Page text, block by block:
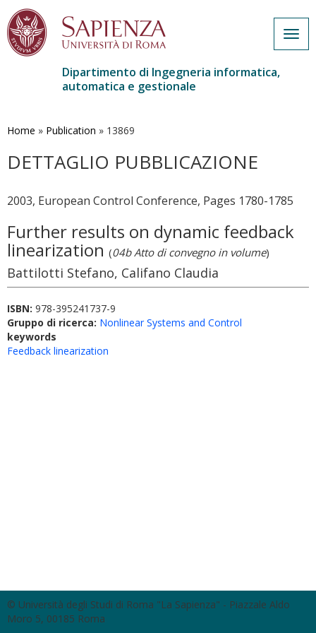
contenuto
Dipartimento di Ingegneria informatica,
automatica e gestionale
Home » Publication » 13869
DETTAGLIO PUBBLICAZIONE
2003, European Control Conference, Pages 1780-1785
Further results on dynamic feedback
linearization (04b Atto di convegno in volume)
Battilotti Stefano, Califano Claudia
ISBN: 978-395241737-9
Gruppo di ricerca: Nonlinear Systems and Control
keywords
Feedback linearization
© Università degli Studi di Roma "La Sapienza" - Piazzale Aldo
Moro 5, 00185 Roma